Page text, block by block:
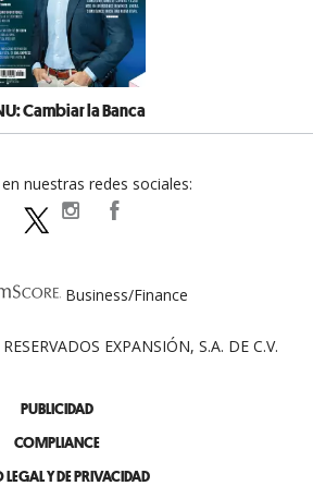
Cambiar la Banca
PUBLICIDAD
COMPLIANCE
Y DE PRIVACIDAD
nuestras redes sociales:
expansionpolitica
Business/Finance
EXPANSIÓN, S.A. DE C.V.